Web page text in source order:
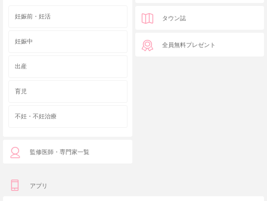
妊娠前・妊活
妊娠中
出産
育児
不妊・不妊治療
監修医師・専門家一覧
タウン誌
全員無料プレゼント
アプリ